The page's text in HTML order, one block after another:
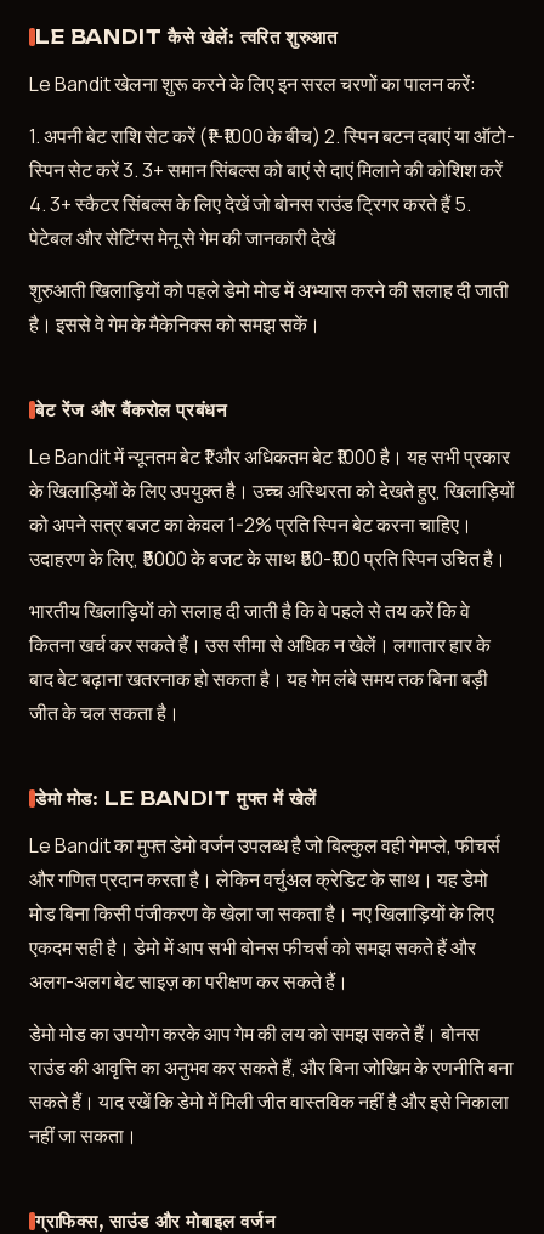
LE BANDIT कैसे खेलें: त्वरित शुरुआत
Le Bandit खेलना शुरू करने के लिए इन सरल चरणों का पालन करें:
1. अपनी बेट राशि सेट करें (₹1-₹1000 के बीच) 2. स्पिन बटन दबाएं या ऑटो-
स्पिन सेट करें 3. 3+ समान सिंबल्स को बाएं से दाएं मिलाने की कोशिश करें
4. 3+ स्कैटर सिंबल्स के लिए देखें जो बोनस राउंड ट्रिगर करते हैं 5.
पेटेबल और सेटिंग्स मेनू से गेम की जानकारी देखें
शुरुआती खिलाड़ियों को पहले डेमो मोड में अभ्यास करने की सलाह दी जाती
है। इससे वे गेम के मैकेनिक्स को समझ सकें।
बेट रेंज और बैंकरोल प्रबंधन
Le Bandit में न्यूनतम बेट ₹1 और अधिकतम बेट ₹1000 है। यह सभी प्रकार
के खिलाड़ियों के लिए उपयुक्त है। उच्च अस्थिरता को देखते हुए, खिलाड़ियों
को अपने सत्र बजट का केवल 1-2% प्रति स्पिन बेट करना चाहिए।
उदाहरण के लिए, ₹5000 के बजट के साथ ₹50-₹100 प्रति स्पिन उचित है।
भारतीय खिलाड़ियों को सलाह दी जाती है कि वे पहले से तय करें कि वे
कितना खर्च कर सकते हैं। उस सीमा से अधिक न खेलें। लगातार हार के
बाद बेट बढ़ाना खतरनाक हो सकता है। यह गेम लंबे समय तक बिना बड़ी
जीत के चल सकता है।
डेमो मोड: LE BANDIT मुफ्त में खेलें
Le Bandit का मुफ्त डेमो वर्जन उपलब्ध है जो बिल्कुल वही गेमप्ले, फीचर्स
और गणित प्रदान करता है। लेकिन वर्चुअल क्रेडिट के साथ। यह डेमो
मोड बिना किसी पंजीकरण के खेला जा सकता है। नए खिलाड़ियों के लिए
एकदम सही है। डेमो में आप सभी बोनस फीचर्स को समझ सकते हैं और
अलग-अलग बेट साइज़ का परीक्षण कर सकते हैं।
डेमो मोड का उपयोग करके आप गेम की लय को समझ सकते हैं। बोनस
राउंड की आवृत्ति का अनुभव कर सकते हैं, और बिना जोखिम के रणनीति बना
सकते हैं। याद रखें कि डेमो में मिली जीत वास्तविक नहीं है और इसे निकाला
नहीं जा सकता।
ग्राफिक्स, साउंड और मोबाइल वर्जन